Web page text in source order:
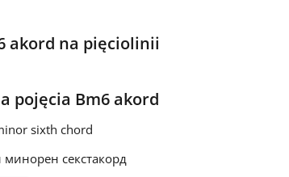
akord na pięciolinii
pojęcia Bm6 akord
sixth chord
минорен секстакорд